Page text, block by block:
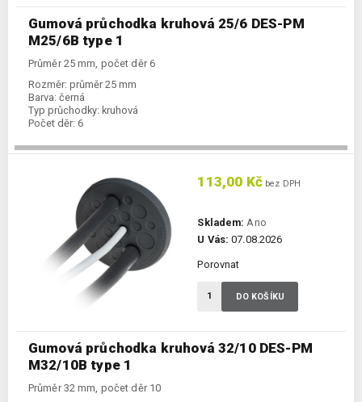
Gumová průchodka kruhová 25/6 DES-PM
M25/6B type 1
Průměr 25 mm, počet děr 6
Rozměr: průměr 25 mm
Barva: černá
Typ průchodky: kruhová
Počet děr: 6
Gumová průchodka kruhová 32/10 DES-PM
M32/10B type 1
Průměr 32 mm, počet děr 10
113,00 Kč bez DPH
Skladem: Ano
U Vás: 07.08.2026
Porovnat
DO KOŠÍKU